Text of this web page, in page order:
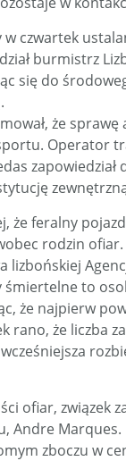
czwartek
burmistrz
się do
że
Operator
że feralny
rodzin ofiar.
to
że najpierw
rano, że liczba
ofiar, związek
Andre Marques.
zboczu w